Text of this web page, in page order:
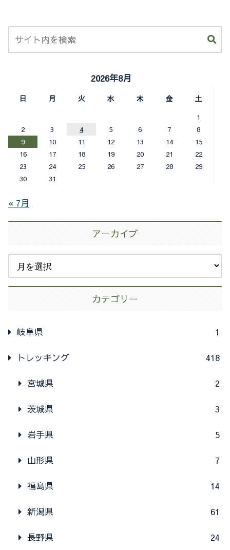
2026年8月
日 月 火 水 木 金
土
1
2
3 4 5 6 7
8
9
10 11 12 13 14
15
16
17 18 19 20 21
22
23
24 25 26 27 28
29
30
31
« 7月
アーカイブ
カテゴリー
岐阜県 1
トレッキング 418
宮城県 2
茨城県 3
岩手県 5
山形県 7
福島県 14
新潟県 61
長野県 24